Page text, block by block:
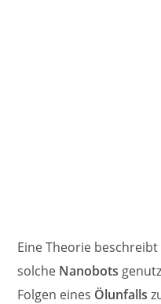
Eine Theorie beschreibt
solche Nanobots
Folgen eines Ölunfalls